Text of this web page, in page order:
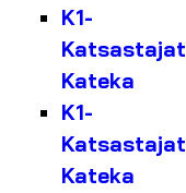
K1-
Katsastajat
Kateka
K1-
Katsastajat
Kateka